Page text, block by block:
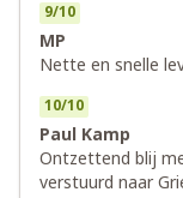
9/10
MP
Nette en snelle
10/10
Paul Kamp
Ontzettend blij
verstuurd naar